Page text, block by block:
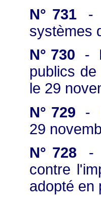
N° 731-
systèmes
N° 730 -
publics
le 29
N° 729 -
29
N° 728-
contre
adopté en